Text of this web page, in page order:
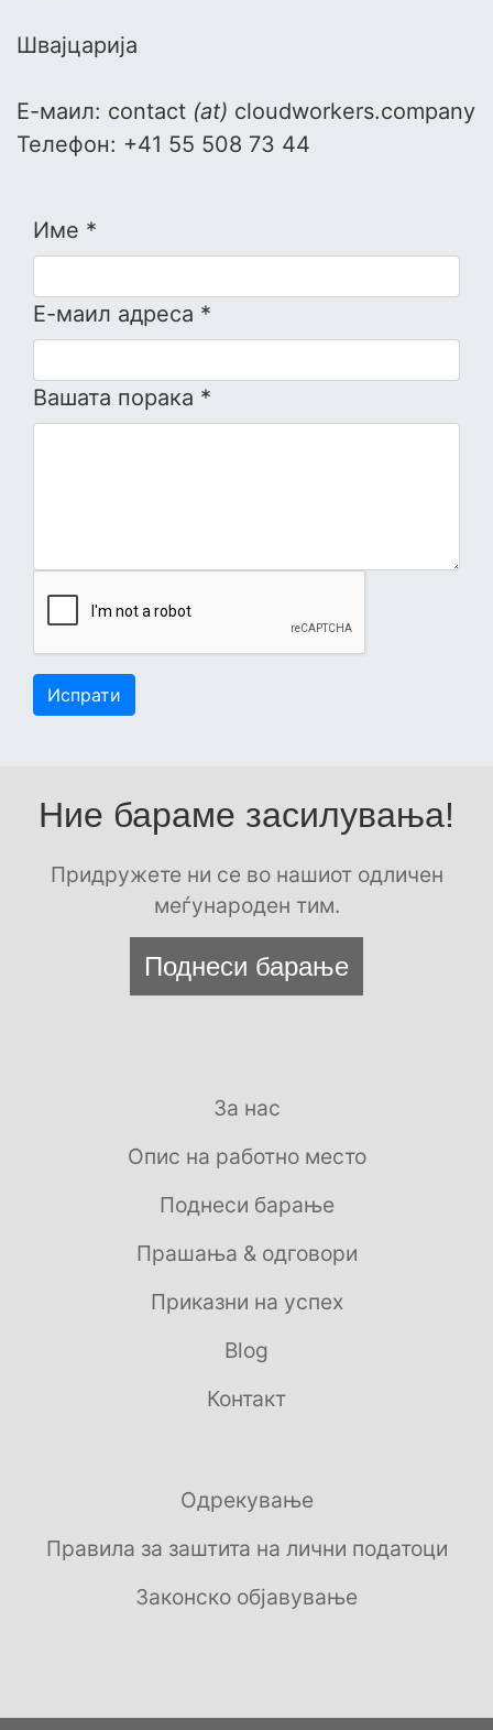
Швајцарија
Е-маил: contact (at) cloudworkers.company
Телефон: +41 55 508 73 44
Име *
Е-маил адреса *
Вашата порака *
Испрати
Ние бараме засилувања!
Придружете ни се во нашиот одличен
меѓународен тим.
Поднеси барање
За нас
Опис на работно место
Поднеси барање
Прашања & одговори
Приказни на успех
Blog
Контакт
Одрекување
Правила за заштита на лични податоци
Законско објавување